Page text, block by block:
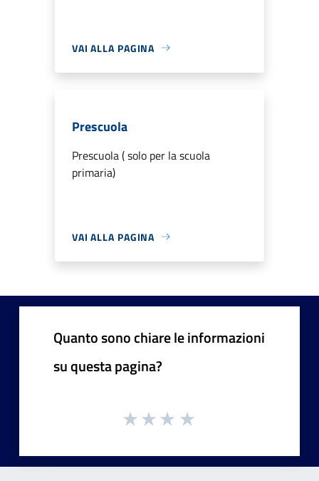
VAI ALLA PAGINA
Prescuola
Prescuola ( solo per la scuola
primaria)
VAI ALLA PAGINA
Quanto sono chiare le informazioni
su questa pagina?